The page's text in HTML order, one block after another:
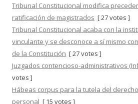
Tribunal Constitucional modifica
ratificación de magistrados [ 27 votes ]
Tribunal Constitucional acaba con la
vinculante y se desconoce a sí mismo
de la Constitución [ 27 votes ]
Juzgados contencioso-administrativos
votes ]
Hábeas corpus para la tutela del
personal [ 15 votes ]